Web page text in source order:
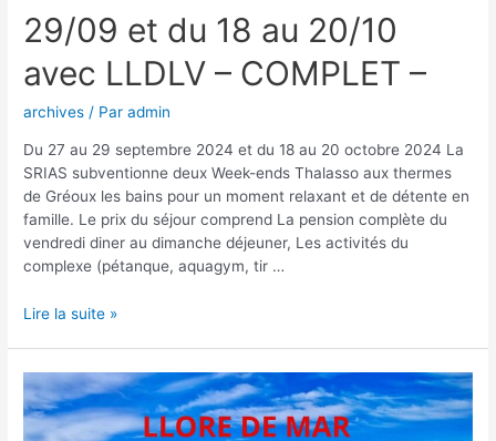
29/09 et du 18 au 20/10
avec LLDLV – COMPLET –
archives / Paradmin
Du 27 au 29 septembre 2024 et du 18 au 20 octobre 2024 La
SRIAS subventionne deux Week-ends Thalasso aux thermes
de Gréoux les bains pour un moment relaxant et de détente en
famille. Le prix du séjour comprend La pension complète du
vendredi diner au dimanche déjeuner, Les activités du
complexe (pétanque, aquagym, tir …
Lire la suite »